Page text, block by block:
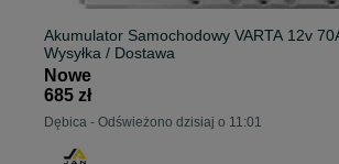
Akumulator Samochodowy VARTA 12v
Wysyłka / Dostawa
Nowe
685 zł
Dębica - Odświeżono dzisiaj o 11:01